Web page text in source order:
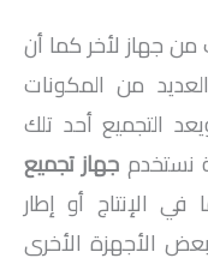
من جهاز لأخر كما أن
من المكونات
التجميع أحد تلك
نستخدم جهاز تجميع
الإنتاج أو إطار
الأجهزة الأخرى